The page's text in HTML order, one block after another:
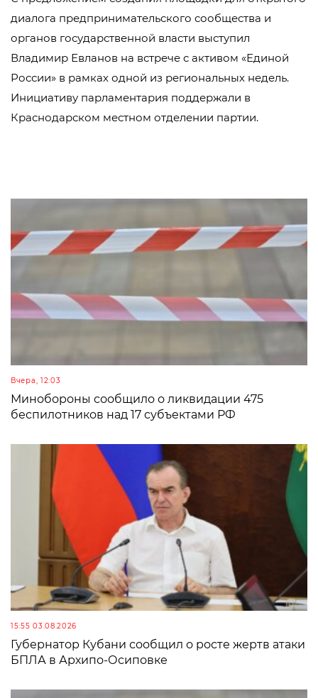
диалога предпринимательского сообщества и
органов государственной власти выступил
Владимир Евланов на встрече с активом «Единой
России» в рамках одной из региональных недель.
Инициативу парламентария поддержали в
Краснодарском местном отделении партии.
Вчера, 12:03
Минобороны сообщило о ликвидации 475
беспилотников над 17 субъектами РФ
15:55 03.08.2026
Губернатор Кубани сообщил о росте жертв атаки
БПЛА в Архипо-Осиповке